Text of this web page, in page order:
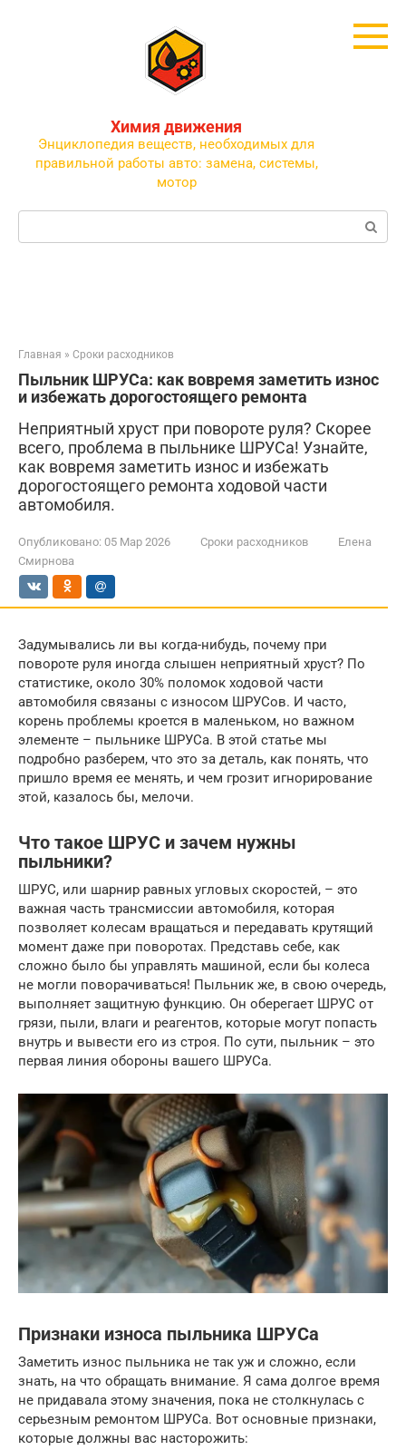
Химия движения
Энциклопедия веществ, необходимых для
правильной работы авто: замена, системы,
мотор
Поиск:
Главная » Сроки расходников
Пыльник ШРУСа: как вовремя заметить износ
и избежать дорогостоящего ремонта
Неприятный хруст при повороте руля? Скорее
всего, проблема в пыльнике ШРУСа! Узнайте,
как вовремя заметить износ и избежать
дорогостоящего ремонта ходовой части
автомобиля.
Опубликовано: 05 Мар 2026 Сроки расходников
Елена
Смирнова
Задумывались ли вы когда-нибудь, почему при
повороте руля иногда слышен неприятный хруст? По
статистике, около 30% поломок ходовой части
автомобиля связаны с износом ШРУСов. И часто,
корень проблемы кроется в маленьком, но важном
элементе – пыльнике ШРУСа. В этой статье мы
подробно разберем, что это за деталь, как понять, что
пришло время ее менять, и чем грозит игнорирование
этой, казалось бы, мелочи.
Что такое ШРУС и зачем нужны
пыльники?
ШРУС, или шарнир равных угловых скоростей, – это
важная часть трансмиссии автомобиля, которая
позволяет колесам вращаться и передавать крутящий
момент даже при поворотах. Представь себе, как
сложно было бы управлять машиной, если бы колеса
не могли поворачиваться! Пыльник же, в свою очередь,
выполняет защитную функцию. Он оберегает ШРУС от
грязи, пыли, влаги и реагентов, которые могут попасть
внутрь и вывести его из строя. По сути, пыльник – это
первая линия обороны вашего ШРУСа.
Признаки износа пыльника ШРУСа
Заметить износ пыльника не так уж и сложно, если
знать, на что обращать внимание. Я сама долгое время
не придавала этому значения, пока не столкнулась с
серьезным ремонтом ШРУСа. Вот основные признаки,
которые должны вас насторожить: